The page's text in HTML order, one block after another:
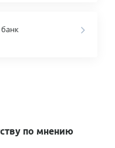
по мнению